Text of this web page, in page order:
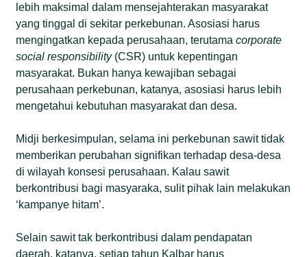
lebih maksimal dalam mensejahterakan masyarakat
yang tinggal di sekitar perkebunan. Asosiasi harus
mengingatkan kepada perusahaan, terutamacorporate
social responsibility (CSR) untuk kepentingan
masyarakat. Bukan hanya kewajiban sebagai
perusahaan perkebunan, katanya, asosiasi harus lebih
mengetahui kebutuhan masyarakat dan desa.
Midji berkesimpulan, selama ini perkebunan sawit tidak
memberikan perubahan signifikan terhadap desa-desa
di wilayah konsesi perusahaan. Kalau sawit
berkontribusi bagi masyaraka, sulit pihak lain melakukan
‘kampanye hitam’.
Selain sawit tak berkontribusi dalam pendapatan
daerah, katanya, setiap tahun Kalbar harus